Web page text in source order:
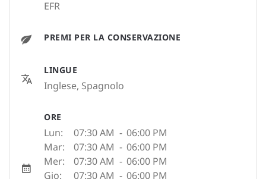
EFR
PREMI PER LA CONSERVAZIONE
LINGUE
Inglese, Spagnolo
ORE
Lun: 07:30 AM - 06:00 PM
Mar:
07:30 AM - 06:00 PM
Mer:
07:30 AM - 06:00 PM
Gio:
07:30 AM - 06:00 PM